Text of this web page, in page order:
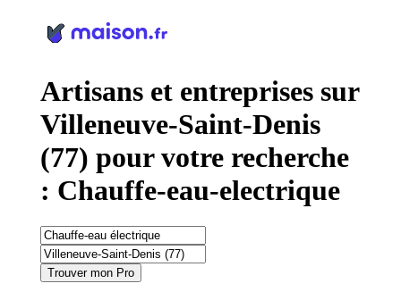
Artisans et entreprises sur
Villeneuve-Saint-Denis
(77) pour votre recherche
: Chauffe-eau-electrique
Trouver mon Pro